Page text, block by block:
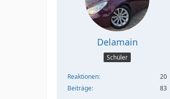
Delamain
Schüler
Reaktionen
20
Beiträge
83